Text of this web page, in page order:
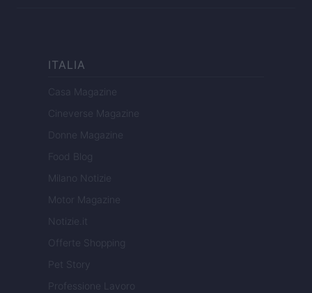
ITALIA
Casa Magazine
Cineverse Magazine
Donne Magazine
Food Blog
Milano Notizie
Motor Magazine
Notizie.it
Offerte Shopping
Pet Story
Professione Lavoro